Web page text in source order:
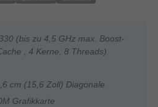
(bis zu 4,5 GHz max. Boost-
, 4 Kerne, 8 Threads)
cm (15,6 Zoll) Diagonale
Grafikkarte